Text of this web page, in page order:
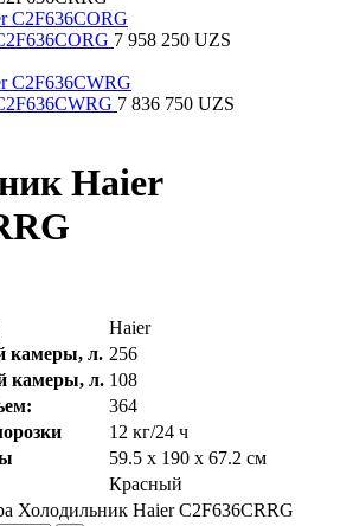
7 958 250 UZS
7 836 750 UZS
Haier
Haier
камеры, л. 256
камеры, л. 108
364
12 кг/24 ч
59.5 х 190 х 67.2 см
Красный
Холодильник Haier C2F636CRRG